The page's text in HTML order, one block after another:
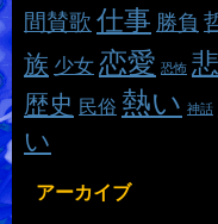
間賛歌 仕事 勝負
族 少女 恋愛 恐怖
歴史 民俗 熱い 神話
い
アーカイブ